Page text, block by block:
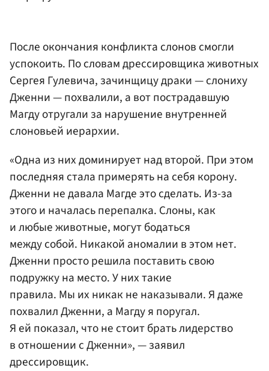
После окончания конфликта слонов смогли
успокоить. По словам дрессировщика животных
Сергея Гулевича, зачинщицу драки — слониху
Дженни — похвалили, а вот пострадавшую
Магду отругали за нарушение внутренней
слоновьей иерархии.
«Одна из них доминирует над второй. При этом
последняя стала примерять на себя корону.
Дженни не давала Магде это сделать. Из-за
этого и началась перепалка. Слоны, как
и любые животные, могут бодаться
между собой. Никакой аномалии в этом нет.
Дженни просто решила поставить свою
подружку на место. У них такие
правила. Мы их никак не наказывали. Я даже
похвалил Дженни, а Магду я поругал.
Я ей показал, что не стоит брать лидерство
в отношении с Дженни», — заявил
дрессировщик.